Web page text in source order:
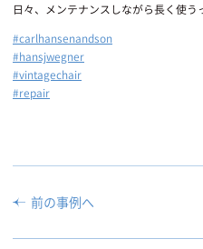
日々、メンテナンスしながら長く使う
#carlhansenandson
#hansjwegner
#vintagechair
#repair
前の事例へ